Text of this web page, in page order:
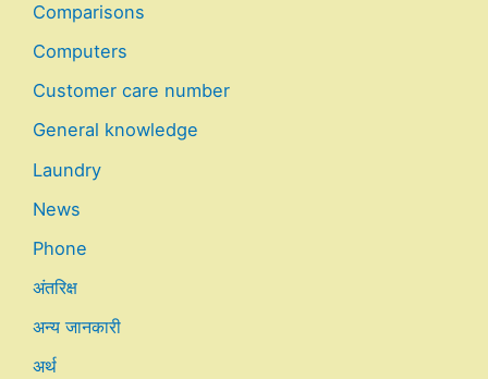
Comparisons
Computers
Customer care number
General knowledge
Laundry
News
Phone
अंतरिक्ष
अन्य जानकारी
अर्थ